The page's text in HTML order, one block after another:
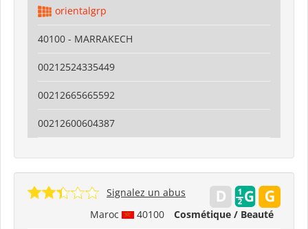
orientalgrp
40100 - MARRAKECH
00212524335449
00212665665592
00212600604387
Maroc 40100 Cosmétique / Beauté
Signalez un abus